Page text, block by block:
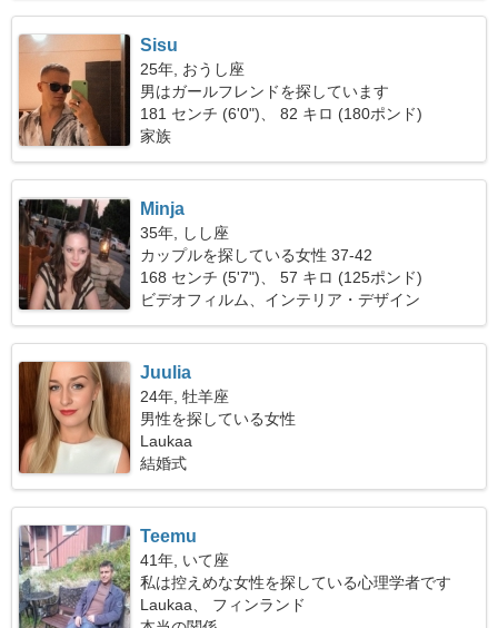
Sisu
25年, おうし座
男はガールフレンドを探しています
181 センチ (6'0")、 82 キロ (180ポンド)
家族
Minja
35年, しし座
カップルを探している女性 37-42
168 センチ (5'7")、 57 キロ (125ポンド)
ビデオフィルム、インテリア・デザイン
Juulia
24年, 牡羊座
男性を探している女性
Laukaa
結婚式
Teemu
41年, いて座
私は控えめな女性を探している心理学者です
Laukaa、 フィンランド